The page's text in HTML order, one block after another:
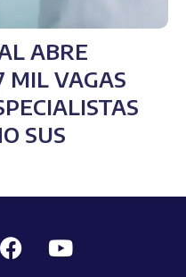
ABRE
MIL VAGAS
SUS